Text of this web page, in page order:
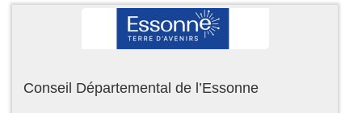
Conseil Départemental de l’Essonne